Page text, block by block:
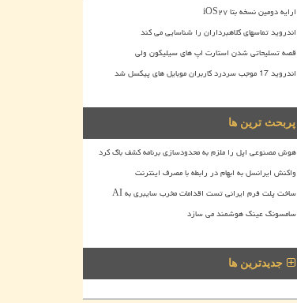
ارایه دومین نسخه بتا iOS۲۷
اندروید تماسهای کلاهبرداران را شناسایی می کند
قصه تسلیحاتی شدن استارت اپ های سیلیکون ولی
اندروید 17 موجب سردرد کاربران موبایل های پیکسل شد
پربحث ترین ها
هوش مصنوعی اپل را ملزم به محدودسازی برنامه کشف باگ کرد
واکنش ایرانسل به ابهام در رابطه با مصرف اینترنت
ساخت پلت فرم ایرانی تست اقدامات مخرب سایبری به AI
سامسونگ عینک هوشمند می سازد
جدیدترین ها